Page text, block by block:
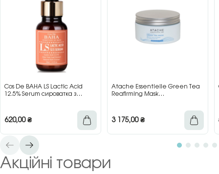
Cos De BAHA LS Lactic Acid
12.5% Serum сироватка з
620,00₴
Atache Essentielle Green Tea
Reafirming Mask
3 175,00₴
Акційні товари